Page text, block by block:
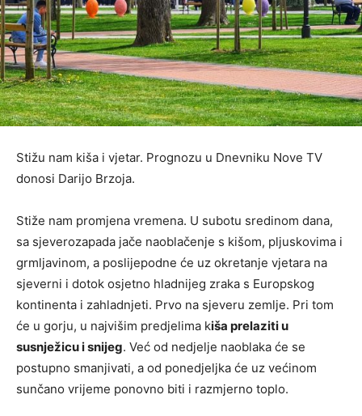
Stižu nam kiša i vjetar. Prognozu u Dnevniku Nove TV
donosi Darijo Brzoja.
Stiže nam promjena vremena. U subotu sredinom dana,
sa sjeverozapada jače naoblačenje s kišom, pljuskovima i
grmljavinom, a poslijepodne će uz okretanje vjetara na
sjeverni i dotok osjetno hladnijeg zraka s Europskog
kontinenta i zahladnjeti. Prvo na sjeveru zemlje. Pri tom
će u gorju, u najvišim predjelima kiša prelaziti u
susnježicu i snijeg. Već od nedjelje naoblaka će se
postupno smanjivati, a od ponedjeljka će uz većinom
sunčano vrijeme ponovno biti i razmjerno toplo.